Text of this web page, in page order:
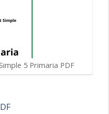
5 Primaria PDF